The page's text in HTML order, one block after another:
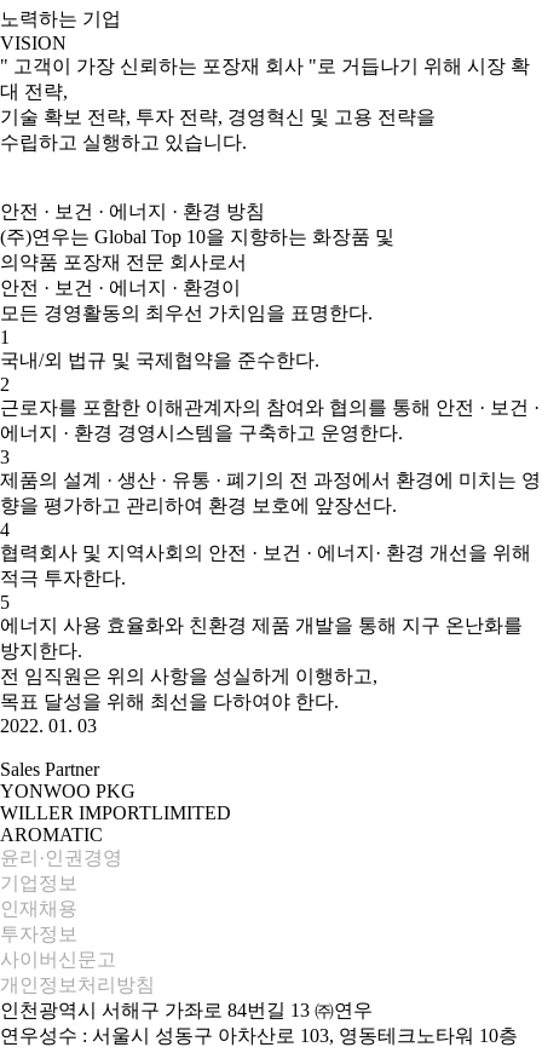
노력하는 기업
VISION
" 고객이 가장 신뢰하는 포장재 회사 "로 거듭나기 위해 시장 확
대 전략,
기술 확보 전략, 투자 전략, 경영혁신 및 고용 전략을
수립하고 실행하고 있습니다.
안전 · 보건 · 에너지 · 환경 방침
(주)연우는 Global Top 10을 지향하는 화장품 및
의약품 포장재 전문 회사로서
안전 · 보건 · 에너지 · 환경이
모든 경영활동의 최우선 가치임을 표명한다.
1
국내/외 법규 및 국제협약을 준수한다.
2
근로자를 포함한 이해관계자의 참여와 협의를 통해 안전 · 보건 ·
에너지 · 환경 경영시스템을 구축하고 운영한다.
3
제품의 설계 · 생산 · 유통 · 폐기의 전 과정에서 환경에 미치는 영
향을 평가하고 관리하여 환경 보호에 앞장선다.
4
협력회사 및 지역사회의 안전 · 보건 · 에너지· 환경 개선을 위해
적극 투자한다.
5
에너지 사용 효율화와 친환경 제품 개발을 통해 지구 온난화를
방지한다.
전 임직원은 위의 사항을 성실하게 이행하고,
목표 달성을 위해 최선을 다하여야 한다.
2022. 01. 03
Sales Partner
YONWOO PKG
WILLER IMPORTLIMITED
AROMATIC
윤리·인권경영
기업정보
인재채용
투자정보
사이버신문고
개인정보처리방침
인천광역시 서해구 가좌로 84번길 13 ㈜연우
연우성수 : 서울시 성동구 아차산로 103, 영동테크노타워 10층